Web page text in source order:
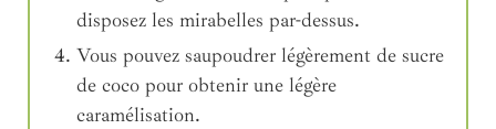
disposez les mirabelles par-dessus.
Vous pouvez saupoudrer légèrement de sucre
de coco pour obtenir une légère
caramélisation.